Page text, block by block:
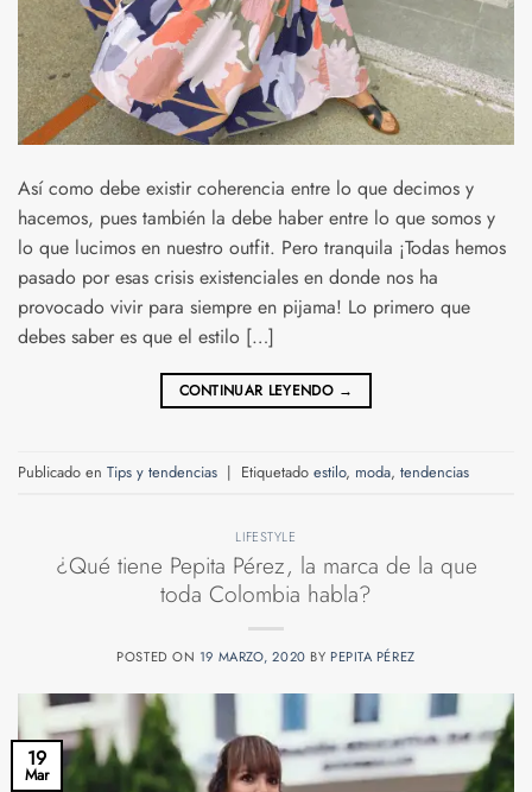
Así como debe existir coherencia entre lo que decimos y
hacemos, pues también la debe haber entre lo que somos y
lo que lucimos en nuestro outfit. Pero tranquila ¡Todas hemos
pasado por esas crisis existenciales en donde nos ha
provocado vivir para siempre en pijama! Lo primero que
debes saber es que el estilo […]
CONTINUAR LEYENDO →
Publicado en Tips y tendencias | Etiquetado estilo, moda, tendencias
LIFESTYLE
¿Qué tiene Pepita Pérez, la marca de la que
toda Colombia habla?
POSTED ON 19 MARZO, 2020 BY PEPITA PÉREZ
19
Mar